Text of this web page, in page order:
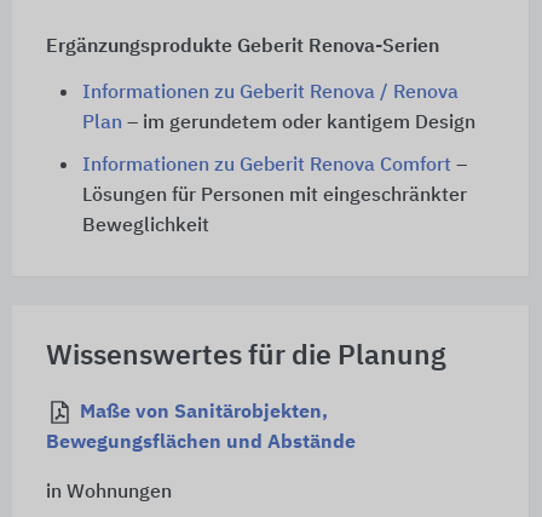
Ergänzungsprodukte Geberit Renova-Serien
Informationen zu Geberit Renova / Renova
Plan – im gerundetem oder kantigem Design
Informationen zu Geberit Renova Comfort–
Lösungen für Personen mit eingeschränkter
Beweglichkeit
Wissenswertes für die Planung
Maße von Sanitärobjekten,
Bewegungsflächen und Abstände
in Wohnungen